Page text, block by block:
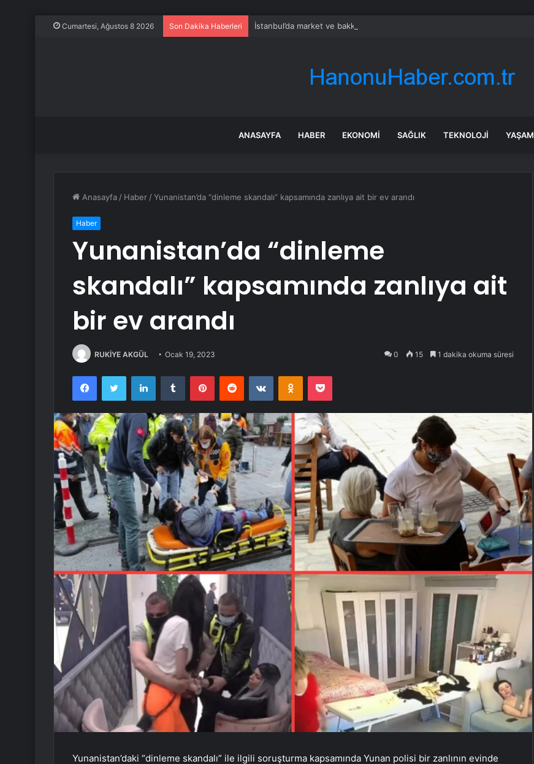
Cumartesi, Ağustos 8 2026 Son Dakika Haberleri İstanbul’da market ve bakkallarda yeni uygulama devreye girdi
ANASAYFA HABER EKONOMI SAĞLIK TEKNOLOJI YAŞAM
Anasayfa / Haber /Yunanistan’da “dinleme skandalı” kapsamında zanlıya ait bir ev arandı
Haber
Yunanistan’da “dinleme
skandalı” kapsamında zanlıya ait
bir ev arandı
RUKİYE AKGÜL Ocak 19, 2023 0 15 1 dakika okuma süresi
FacebookTwitter LinkedInTumblr PinterestReddit VKontakteOdnoklassniki
Pocket
Yunanistan’daki “dinleme skandalı” ile ilgili soruşturma kapsamında Yunan polisi bir zanlının evinde